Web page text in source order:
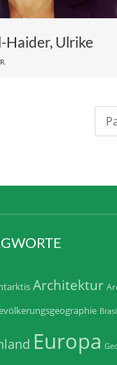
Haider, Ulrike
Architektur
Europa